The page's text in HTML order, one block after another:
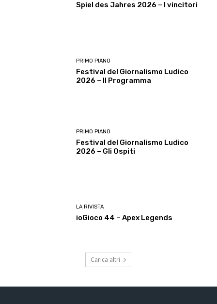
Spiel des Jahres 2026 – I vincitori
PRIMO PIANO
Festival del Giornalismo Ludico
2026 – Il Programma
PRIMO PIANO
Festival del Giornalismo Ludico
2026 – Gli Ospiti
LA RIVISTA
ioGioco 44 – Apex Legends
Carica altri